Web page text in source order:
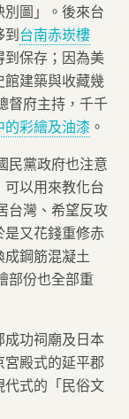
圖」。後來台
到台南赤崁樓
保存；因為美
建築與收藏幾
督府主持，千千
的彩繪及油漆 。
民黨政府也注意
以用來教化台
台灣、希望反攻
又花錢重修赤
鋼筋混凝土
部份也全部重
功祠廟及日本
殿式的延平郡
式的「民俗文